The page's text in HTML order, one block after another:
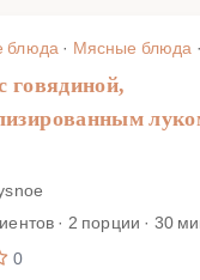
блюда · Мясные блюда ·
говядиной,
· 2 порции · 30
0